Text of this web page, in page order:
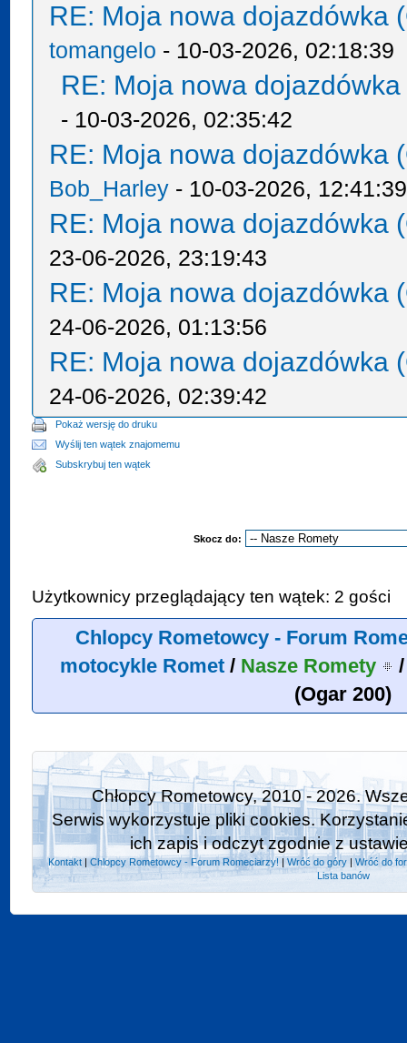
RE: Moja nowa dojazdówka
tomangelo - 10-03-2026, 02:18:39
RE: Moja nowa
- 10-03-2026, 02:35:42
RE: Moja nowa dojazdówka
Bob_Harley - 10-03-2026, 12:41:39
RE: Moja nowa dojazdówka
23-06-2026, 23:19:43
RE: Moja nowa dojazdówka
24-06-2026, 01:13:56
RE: Moja nowa dojazdówka
24-06-2026, 02:39:42
Pokaż wersję do druku
Wyślij ten wątek znajomemu
Subskrybuj ten wątek
Skocz do:
Użytkownicy przeglądający ten wątek: 2 gości
Chlopcy Rometowcy - Forum
motocykle Romet / Nasze Romety
(Ogar 200)
Chłopcy Rometowcy, 2010 - 2026.
Serwis wykorzystuje pliki cookies.
ich zapis i odczyt zgodnie z
Kontakt| Chlopcy Rometowcy - Forum Romeciarzy! |Wróć do góry| Wróć do
Lista banów